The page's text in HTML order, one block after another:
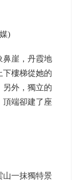
)
鼻崖，丹霞地
下樓梯從她的
另外，獨立的
頂端卻建了座
山一抹獨特景